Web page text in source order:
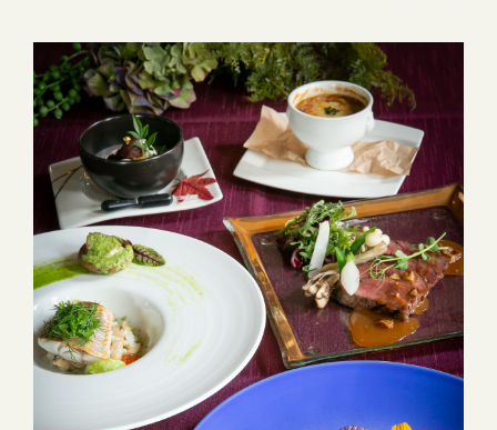
もご用意しております！小さなお子様と一緒にご来館していただ
けますのでママ友同士でのランチ会にもおすすめでございます
✨ まだまだお日にちはございますので気になった方はお問い合わ
せくださいませ
😊 ●―○―●―○―●―○―●―○―●―○―●―○―●―○―●EXEX
PARTYではEXEX GARDEN・EXEX SUITES・EXEX SQUAREの
3つの結婚式場で叶う自由自在なパーティーをご提案お問い合わせ
やご予約は下記よりお気軽にご連絡くださいませ 営業時間：
11:00〜19:00 (パーティーは22:00まで)定休日：水曜日(祝日は営
業)T E L ：058-214-2066(宴会直通) ～住所一覧～エグゼクススウ
ィーツ：岐阜県岐阜市玉森町1-1エグゼクスガーデン：岐阜県岐阜
市日置江343-1エグゼクススクエア：岐阜県岐阜市鷺山新町2-1 ▼
お問い合わせhttps://exexparty.jp/contact/▼各会場へのアクセス
https://exexparty.jp/access/
●―○―●―○―●―○―●―○―●―○―●―○―●―○―●